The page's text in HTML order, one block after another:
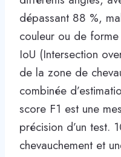
dépassant 88 %,
couleur ou de
IoU (Intersection
de la zone de
combinée
score F1 est une
précision d’un test.
chevauchement et